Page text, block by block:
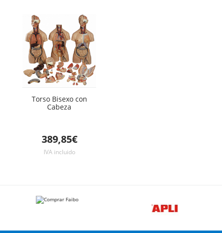
Torso Bisexo con
Cabeza
389,85€
IVA incluido